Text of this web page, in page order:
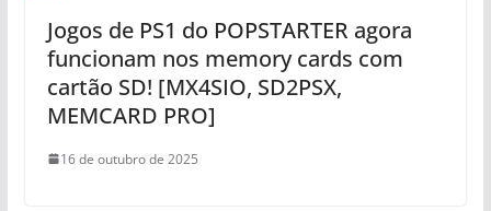
Jogos de PS1 do POPSTARTER agora
funcionam nos memory cards com
cartão SD! [MX4SIO, SD2PSX,
MEMCARD PRO]
16 de outubro de 2025